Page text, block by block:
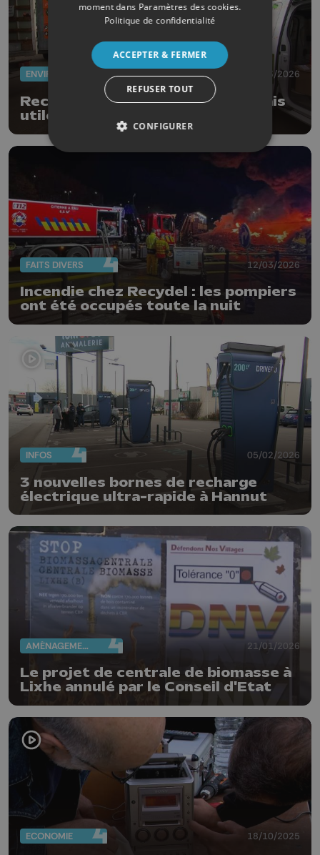
17/03/2026
Recyparc mobile à Liège : mini mais
utile !
FAITS DIVERS 12/03/2026
Incendie chez Recydel : les pompiers
ont été occupés toute la nuit
INFOS 05/02/2026
3 nouvelles bornes de recharge
électrique ultra-rapide à Hannut
AMÉNAGEMENT DU TERRITOIRE 21/01/2026
Le projet de centrale de biomasse à
Lixhe annulé par le Conseil d'Etat
ECONOMIE 18/10/2025
moment dans Paramètres des cookies.
Politique de confidentialité
ACCEPTER & FERMER
REFUSER TOUT
CONFIGURER